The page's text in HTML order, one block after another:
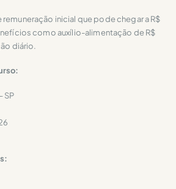
inicial que pode chegar a R$
como auxílio-alimentação de R$
diário.
SP